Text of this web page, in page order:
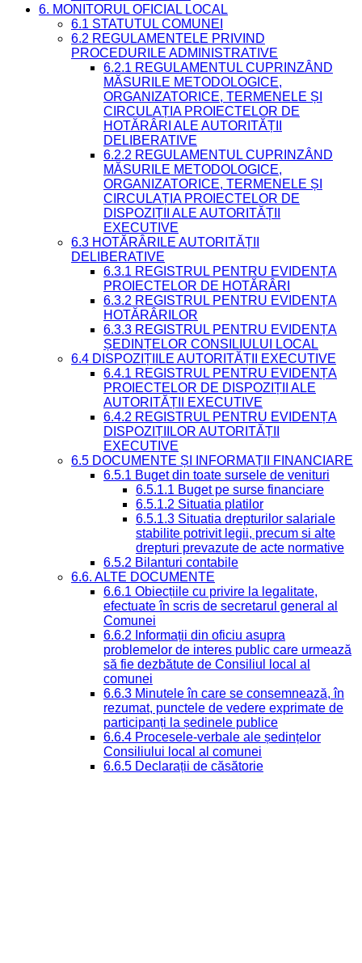
6. MONITORUL OFICIAL LOCAL
6.1 STATUTUL COMUNEI
6.2 REGULAMENTELE PRIVIND
PROCEDURILE ADMINISTRATIVE
6.2.1 REGULAMENTUL CUPRINZÂND
MĂSURILE METODOLOGICE,
ORGANIZATORICE, TERMENELE ȘI
CIRCULAȚIA PROIECTELOR DE
HOTĂRÂRI ALE AUTORITĂȚII
DELIBERATIVE
6.2.2 REGULAMENTUL CUPRINZÂND
MĂSURILE METODOLOGICE,
ORGANIZATORICE, TERMENELE ȘI
CIRCULAȚIA PROIECTELOR DE
DISPOZIȚII ALE AUTORITĂȚII
EXECUTIVE
6.3 HOTĂRÂRILE AUTORITĂȚII
DELIBERATIVE
6.3.1 REGISTRUL PENTRU EVIDENȚA
PROIECTELOR DE HOTĂRÂRI
6.3.2 REGISTRUL PENTRU EVIDENȚA
HOTĂRÂRILOR
6.3.3 REGISTRUL PENTRU EVIDENȚA
ȘEDINȚELOR CONSILIULUI LOCAL
6.4 DISPOZIȚIILE AUTORITĂȚII EXECUTIVE
6.4.1 REGISTRUL PENTRU EVIDENȚA
PROIECTELOR DE DISPOZIȚII ALE
AUTORITĂȚII EXECUTIVE
6.4.2 REGISTRUL PENTRU EVIDENȚA
DISPOZIȚIILOR AUTORITĂȚII
EXECUTIVE
6.5 DOCUMENTE ȘI INFORMAȚII FINANCIARE
6.5.1 Buget din toate sursele de venituri
6.5.1.1 Buget pe surse financiare
6.5.1.2 Situatia platilor
6.5.1.3 Situatia drepturilor salariale
stabilite potrivit legii, precum si alte
drepturi prevazute de acte normative
6.5.2 Bilanturi contabile
6.6. ALTE DOCUMENTE
6.6.1 Obiecțiile cu privire la legalitate,
efectuate în scris de secretarul general al
Comunei
6.6.2 Informații din oficiu asupra
problemelor de interes public care urmează
să fie dezbătute de Consiliul local al
comunei
6.6.3 Minutele în care se consemnează, în
rezumat, punctele de vedere exprimate de
participanți la ședinele publice
6.6.4 Procesele-verbale ale ședințelor
Consiliului local al comunei
6.6.5 Declarații de căsătorie